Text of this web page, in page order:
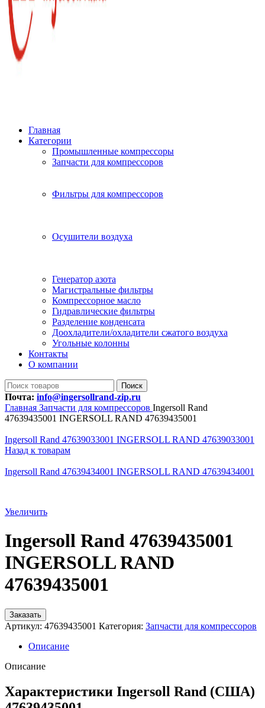
Главная
Категории
Промышленные компрессоры
Запчасти для компрессоров
Фильтры для компрессоров
Осушители воздуха
Генератор азота
Магистральные фильтры
Компрессорное масло
Гидравлические фильтры
Разделение конденсата
Доохладители/охладители сжатого воздуха
Угольные колонны
Контакты
О компании
Поиск
Почта: info@ingersollrand-zip.ru
Главная Запчасти для компрессоров Ingersoll Rand
47639435001 INGERSOLL RAND 47639435001
Ingersoll Rand 47639033001 INGERSOLL RAND 47639033001
Назад к товарам
Ingersoll Rand 47639434001 INGERSOLL RAND 47639434001
Увеличить
Ingersoll Rand 47639435001
INGERSOLL RAND
47639435001
Заказать
Артикул: 47639435001 Категория: Запчасти для компрессоров
Описание
Описание
Характеристики Ingersoll Rand (США)